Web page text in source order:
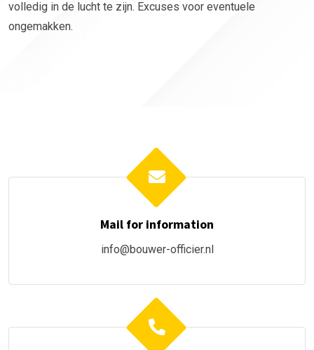
volledig in de lucht te zijn. Excuses voor eventuele
ongemakken.
Mail for information
info@bouwer-officier.nl